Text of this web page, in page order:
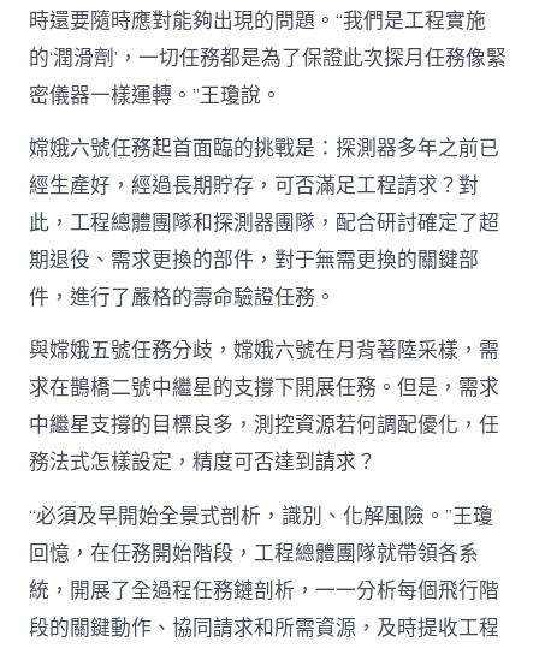
時還要隨時應對能夠出現的問題。“我們是工程實施
的‘潤滑劑’，一切任務都是為了保證此次探月任務像緊
密儀器一樣運轉。”王瓊說。
嫦娥六號任務起首面臨的挑戰是：探測器多年之前已
經生產好，經過長期貯存，可否滿足工程請求？對
此，工程總體團隊和探測器團隊，配合研討確定了超
期退役、需求更換的部件，對于無需更換的關鍵部
件，進行了嚴格的壽命驗證任務。
與嫦娥五號任務分歧，嫦娥六號在月背著陸采樣，需
求在鵲橋二號中繼星的支撐下開展任務。但是，需求
中繼星支撐的目標良多，測控資源若何調配優化，任
務法式怎樣設定，精度可否達到請求？
“必須及早開始全景式剖析，識別、化解風險。”王瓊
回憶，在任務開始階段，工程總體團隊就帶領各系
統，開展了全過程任務鏈剖析，一一分析每個飛行階
段的關鍵動作、協同請求和所需資源，及時提收工程